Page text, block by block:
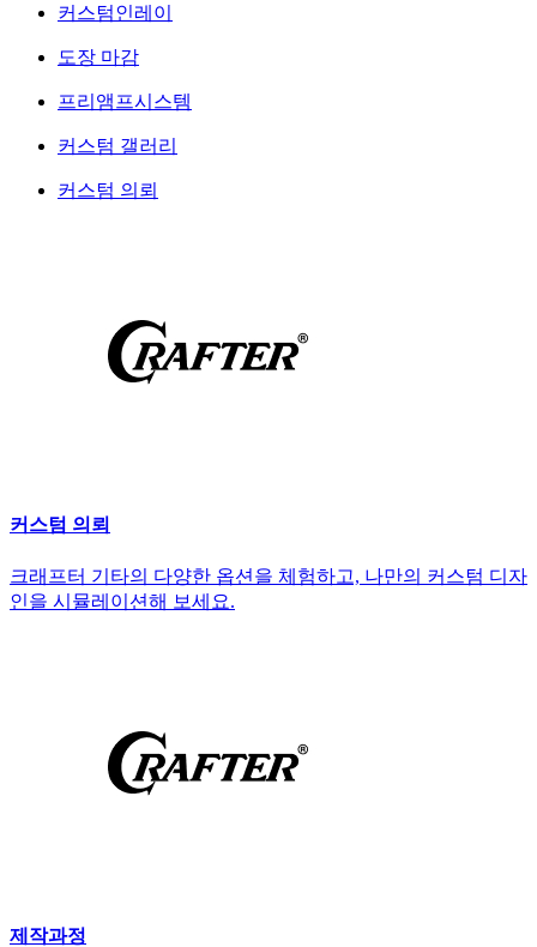
커스텀인레이
도장 마감
프리앰프시스템
커스텀 갤러리
커스텀 의뢰
커스텀 의뢰
크래프터 기타의 다양한 옵션을 체험하고, 나만의 커스텀 디자
인을 시뮬레이션해 보세요.
제작과정